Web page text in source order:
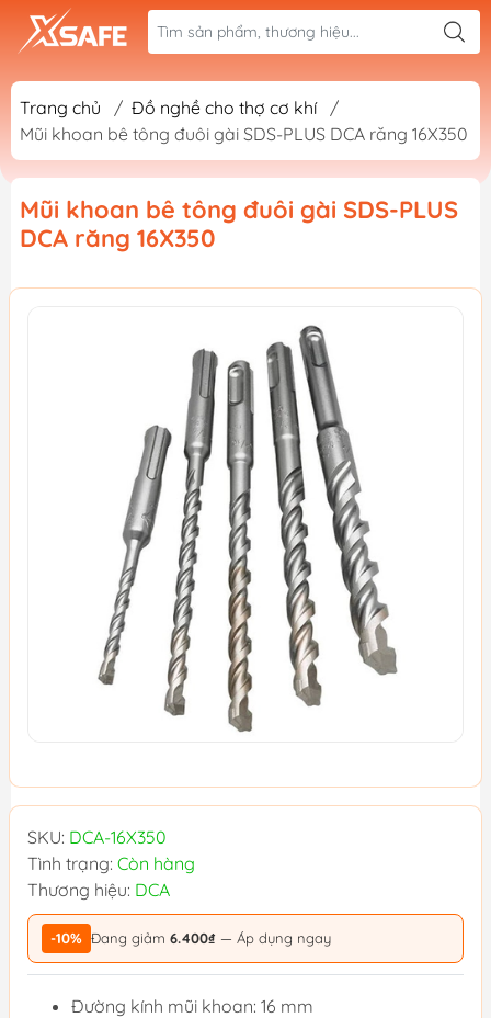
Trang chủ / Đồ nghề cho thợ cơ khí
/
Mũi khoan bê tông đuôi gài SDS-PLUS DCA răng 16X350
Mũi khoan bê tông đuôi gài SDS-PLUS
DCA răng 16X350
SKU: DCA-16X350
Tình trạng: Còn hàng
Thương hiệu: DCA
-10% Đang giảm 6.400₫ — Áp dụng ngay
Đường kính mũi khoan: 16 mm